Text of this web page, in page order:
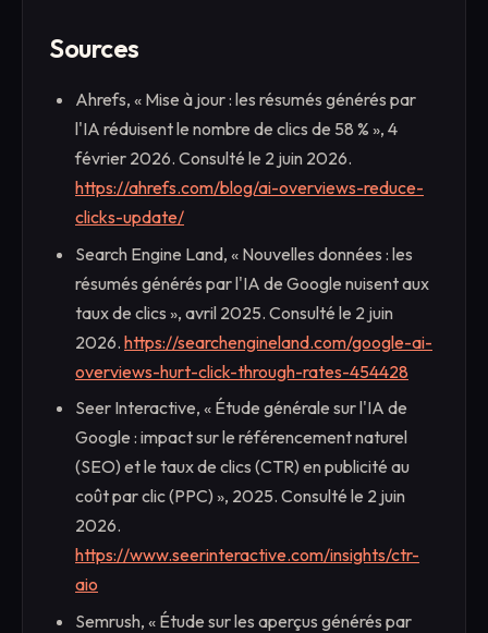
Sources
Ahrefs, « Mise à jour : les résumés générés par
l'IA réduisent le nombre de clics de 58 % », 4
février 2026. Consulté le 2 juin 2026.
https://ahrefs.com/blog/ai-overviews-reduce-
clicks-update/
Search Engine Land, « Nouvelles données : les
résumés générés par l'IA de Google nuisent aux
taux de clics », avril 2025. Consulté le 2 juin
2026. https://searchengineland.com/google-ai-
overviews-hurt-click-through-rates-454428
Seer Interactive, « Étude générale sur l'IA de
Google : impact sur le référencement naturel
(SEO) et le taux de clics (CTR) en publicité au
coût par clic (PPC) », 2025. Consulté le 2 juin
2026.
https://www.seerinteractive.com/insights/ctr-
aio
Semrush, « Étude sur les aperçus générés par